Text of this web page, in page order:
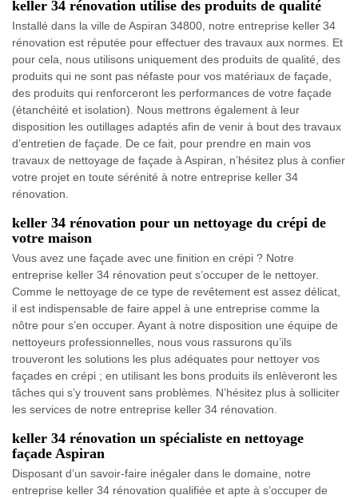
keller 34 rénovation utilise des produits de qualité
Installé dans la ville de Aspiran 34800, notre entreprise keller 34
rénovation est réputée pour effectuer des travaux aux normes. Et
pour cela, nous utilisons uniquement des produits de qualité, des
produits qui ne sont pas néfaste pour vos matériaux de façade,
des produits qui renforceront les performances de votre façade
(étanchéité et isolation). Nous mettrons également à leur
disposition les outillages adaptés afin de venir à bout des travaux
d’entretien de façade. De ce fait, pour prendre en main vos
travaux de nettoyage de façade à Aspiran, n’hésitez plus à confier
votre projet en toute sérénité à notre entreprise keller 34
rénovation.
keller 34 rénovation pour un nettoyage du crépi de
votre maison
Vous avez une façade avec une finition en crépi ? Notre
entreprise keller 34 rénovation peut s’occuper de le nettoyer.
Comme le nettoyage de ce type de revêtement est assez délicat,
il est indispensable de faire appel à une entreprise comme la
nôtre pour s’en occuper. Ayant à notre disposition une équipe de
nettoyeurs professionnelles, nous vous rassurons qu’ils
trouveront les solutions les plus adéquates pour nettoyer vos
façades en crépi ; en utilisant les bons produits ils enlèveront les
tâches qui s’y trouvent sans problèmes. N’hésitez plus à solliciter
les services de notre entreprise keller 34 rénovation.
keller 34 rénovation un spécialiste en nettoyage
façade Aspiran
Disposant d’un savoir-faire inégaler dans le domaine, notre
entreprise keller 34 rénovation qualifiée et apte à s’occuper de